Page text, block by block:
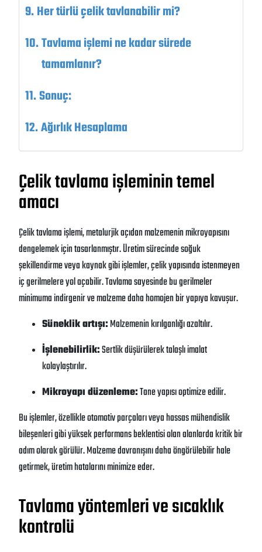
Her türlü çelik tavlanabilir mi?
Tavlama işlemi ne kadar sürede
tamamlanır?
Sonuç:
Ağırlık Hesaplama
Çelik tavlama işleminin temel
amacı
Çelik tavlama işlemi, metalurjik açıdan malzemenin mikroyapısını
dengelemek için tasarlanmıştır. Üretim sürecinde soğuk
şekillendirme veya kaynak gibi işlemler, çelik yapısında istenmeyen
iç gerilmelere yol açabilir. Tavlama sayesinde bu gerilmeler
minimuma indirgenir ve malzeme daha homojen bir yapıya kavuşur.
Süneklik artışı:Malzemenin kırılganlığı azaltılır.
İşlenebilirlik:Sertlik düşürülerek talaşlı imalat
kolaylaştırılır.
Mikroyapı düzenleme:Tane yapısı optimize edilir.
Bu işlemler, özellikle otomotiv parçaları veya hassas mühendislik
bileşenleri gibi yüksek performans beklentisi olan alanlarda kritik bir
adım olarak görülür. Malzeme davranışını daha öngörülebilir hale
getirmek, üretim hatalarını minimize eder.
Tavlama yöntemleri ve sıcaklık
kontrolü